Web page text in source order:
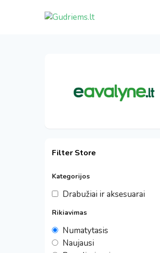
Filter Store
Kategorijos
Drabužiai ir aksesuarai
Rikiavimas
Numatytasis
Naujausi